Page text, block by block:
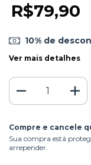
R$79,90
10% de
Ver mais detalhes
Compre e cancele
Sua compra está
arrepender.